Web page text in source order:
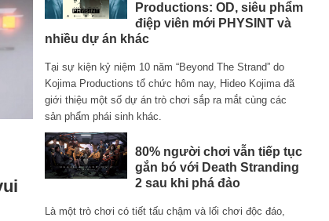
Productions: OD, siêu phẩm
điệp viên mới PHYSINT và
nhiều dự án khác
Tại sự kiện kỷ niệm 10 năm “Beyond The Strand” do
Kojima Productions tổ chức hôm nay, Hideo Kojima đã
giới thiệu một số dự án trò chơi sắp ra mắt cùng các
sản phẩm phái sinh khác.
80% người chơi vẫn tiếp tục
gắn bó với Death Stranding
2 sau khi phá đảo
Là một trò chơi có tiết tấu chậm và lối chơi độc đáo,